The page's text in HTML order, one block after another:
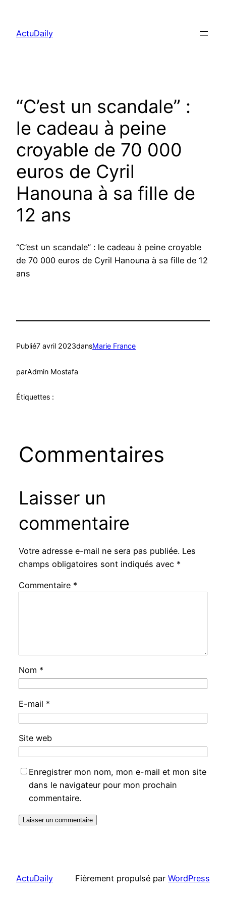
contenu
ActuDaily
“C’est un scandale” :
le cadeau à peine
croyable de 70 000
euros de Cyril
Hanouna à sa fille de
12 ans
“C’est un scandale” : le cadeau à peine croyable
de 70 000 euros de Cyril Hanouna à sa fille de 12
ans
Publié7 avril 2023dansMarie France
parAdmin Mostafa
Étiquettes :
Commentaires
Laisser un
commentaire
Votre adresse e-mail ne sera pas publiée. Les
champs obligatoires sont indiqués avec *
Commentaire *
Nom *
E-mail *
Site web
Enregistrer mon nom, mon e-mail et mon site
dans le navigateur pour mon prochain
commentaire.
ActuDaily Fièrement propulsé par WordPress